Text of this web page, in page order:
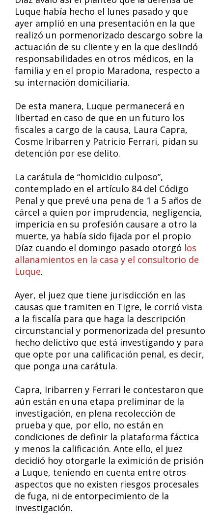
Luque había hecho el lunes pasado y que
ayer amplió en una presentación en la que
realizó un pormenorizado descargo sobre la
actuación de su cliente y en la que deslindó
responsabilidades en otros médicos, en la
familia y en el propio Maradona, respecto a
su internación domiciliaria.
De esta manera, Luque permanecerá en
libertad en caso de que en un futuro los
fiscales a cargo de la causa, Laura Capra,
Cosme Iribarren y Patricio Ferrari, pidan su
detención por ese delito.
La carátula de “homicidio culposo”,
contemplado en el artículo 84 del Código
Penal y que prevé una pena de 1 a 5 años de
cárcel a quien por imprudencia, negligencia,
impericia en su profesión causare a otro la
muerte, ya había sido fijada por el propio
Díaz cuando el domingo pasado otorgó los
allanamientos en la casa y el consultorio de
Luque.
Ayer, el juez que tiene jurisdicción en las
causas que tramiten en Tigre, le corrió vista
a la fiscalía para que haga la descripción
circunstancial y pormenorizada del presunto
hecho delictivo que está investigando y para
que opte por una calificación penal, es decir,
que ponga una carátula.
Capra, Iribarren y Ferrari le contestaron que
aún están en una etapa preliminar de la
investigación, en plena recolección de
prueba y que, por ello, no están en
condiciones de definir la plataforma fáctica
y menos la calificación. Ante ello, el juez
decidió hoy otorgarle la eximición de prisión
a Luque, teniendo en cuenta entre otros
aspectos que no existen riesgos procesales
de fuga, ni de entorpecimiento de la
investigación.